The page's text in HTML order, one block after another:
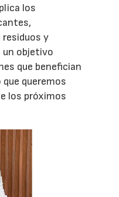
los
y
un objetivo
que benefician
queremos
los próximos